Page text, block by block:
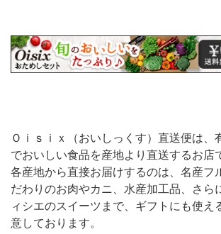
Ｏｉｓｉｘ（おいしっくす）直送便は、
でおいしい食品を産地より直送するお店
各産地から直接お届けするのは、名産フ
だわりのお肉やカニ、水産加工品、さら
ィシエのスイーツまで、ギフトにも使え
意しております。